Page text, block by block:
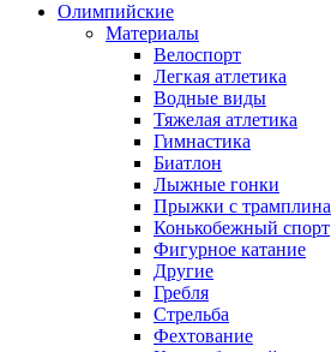
Олимпийские
Материалы
Велоспорт
Легкая атлетика
Водные виды
Тяжелая атлетика
Гимнастика
Биатлон
Лыжные гонки
Прыжки с трамплина
Конькобежный спорт
Фигурное катание
Другие
Гребля
Стрельба
Фехтование